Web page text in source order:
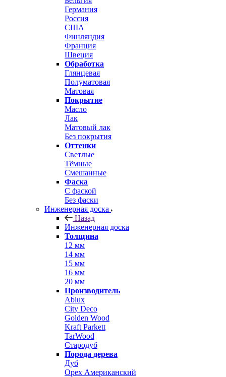
Германия
Россия
США
Финляндия
Франция
Швеция
Обработка
Глянцевая
Полуматовая
Матовая
Покрытие
Масло
Лак
Матовый лак
Без покрытия
Оттенки
Светлые
Тёмные
Смешанные
Фаска
С фаской
Без фаски
Инженерная доска
Назад
Инженерная доска
Толщина
12 мм
14 мм
15 мм
16 мм
20 мм
Производитель
Ablux
City Deco
Golden Wood
Kraft Parkett
TarWood
Стародуб
Порода дерева
Дуб
Орех Американский